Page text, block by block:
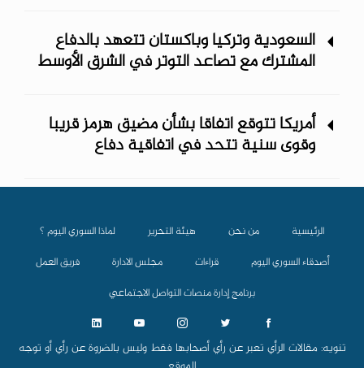
السعودية وتركيا وباكستان تتعهد بالدفاع
المشترك مع تصاعد التوتر في الشرق الأوسط
أمريكا تتوقع اتفاقا بشأن مضيق هرمز قريبا
وقوى سنية تتحد في اتفاقية دفاع
الرئيسية من نحن هيئة التحرير
لماذا السوري اليوم ؟
أصدقاء السوري اليوم
قراءات مجلس الادارة
فريق العمل
برنامج إدارة منصات التواصل الاجتماعي
تنويه: مقالات الرأي تعبر عن رأي أصحابها فقط وليس بالضروة عن رأي أو توجه